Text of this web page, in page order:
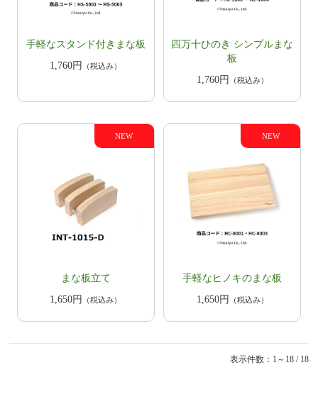
手軽なスタンド付きまな板
1,760円
（税込み）
四万十ひのき シンプルまな
板
1,760円
（税込み）
まな板立て
1,650円
（税込み）
手軽なヒノキのまな板
1,650円
（税込み）
表示件数：1～18 / 18